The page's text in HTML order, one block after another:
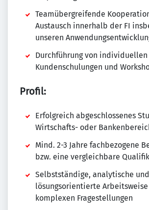
Teamübergreifende
Austausch innerhalb der FI
unseren
Durchführung von individuellen
Kundenschulungen und
Profil:
Erfolgreich abgeschlossenes
Wirtschafts- oder
Mind. 2-3 Jahre fachbezogene
bzw. eine vergleichbare
Selbstständige, analytische und
lösungsorientierte
komplexen Fragestellungen